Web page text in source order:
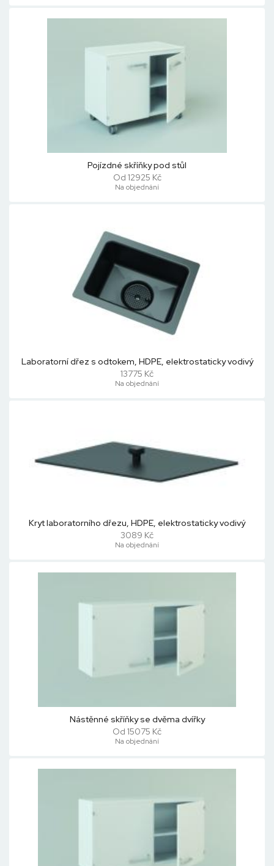
Pojízdné skříňky pod stůl
Od 12925 Kč
Na objednání
Laboratorní dřez s odtokem, HDPE, elektrostaticky vodivý
13775 Kč
Na objednání
Kryt laboratorního dřezu, HDPE, elektrostaticky vodivý
3089 Kč
Na objednání
Nástěnné skříňky se dvěma dvířky
Od 15075 Kč
Na objednání